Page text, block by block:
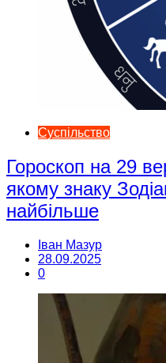
Суспільство
Гороскоп на 29
якому знаку
найбільше
Іван Мазур
28.09.2025
0